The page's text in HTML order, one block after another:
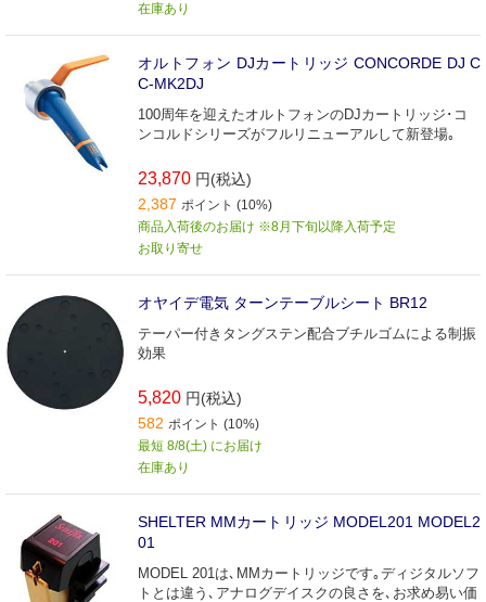
在庫あり
オルトフォン DJカートリッジ CONCORDE DJ C
C-MK2DJ
100周年を迎えたオルトフォンのDJカートリッジ･コ
ンコルドシリーズがフルリニューアルして新登場｡
23,870 円(税込)
2,387 ポイント (10%)
商品入荷後のお届け ※8月下旬以降入荷予定
お取り寄せ
オヤイデ電気 ターンテーブルシート BR12
テーパー付きタングステン配合ブチルゴムによる制振
効果
5,820 円(税込)
582 ポイント (10%)
最短 8/8(土) にお届け
在庫あり
SHELTER MMカートリッジ MODEL201 MODEL2
01
MODEL 201は､MMカートリッジです｡ディジタルソフ
トとは違う､アナログデイスクの良さを､お求め易い価